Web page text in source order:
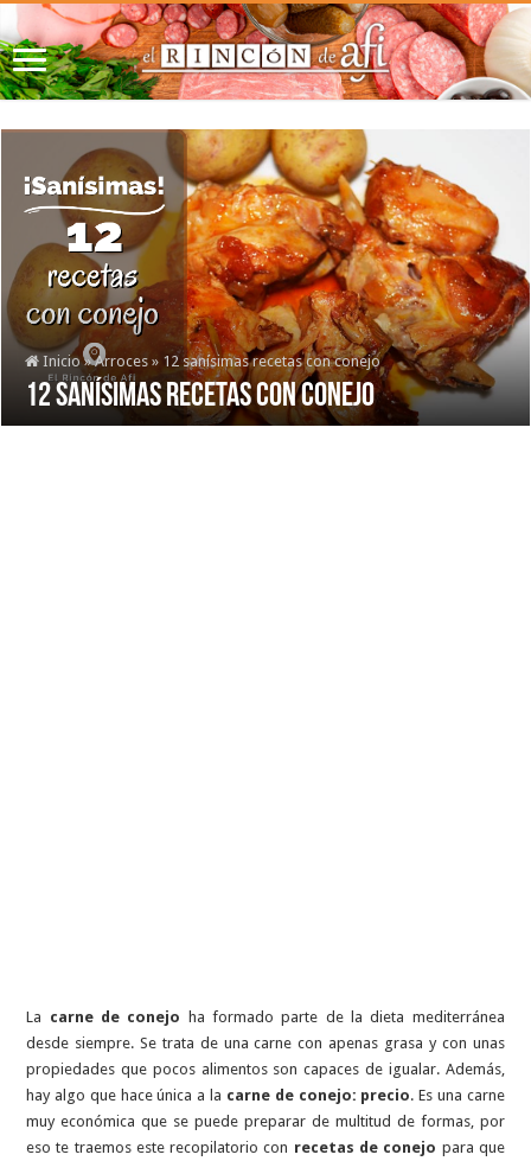
Inicio » Arroces » 12 sanísimas recetas con conejo
12 sanísimas recetas con conejo
La carne de conejo ha formado parte de la dieta mediterránea
desde siempre. Se trata de una carne con apenas grasa y con unas
propiedades que pocos alimentos son capaces de igualar. Además,
hay algo que hace única a la carne de conejo: precio. Es una carne
muy económica que se puede preparar de multitud de formas, por
eso te traemos este recopilatorio con recetas de conejo para que